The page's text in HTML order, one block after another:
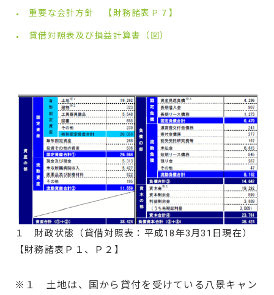
重要な会計方針 【財務諸表Ｐ７】
貸借対照表及び損益計算書（図）
１ 財政状態（貸借対照表：平成18年3月31日現在）
【財務諸表Ｐ１、Ｐ２】
※１ 土地は、国から貸付を受けている八景キャン